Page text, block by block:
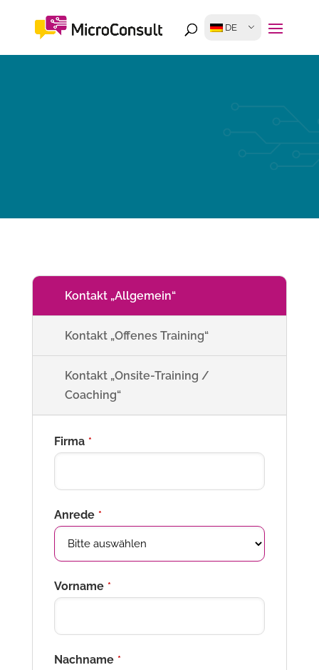
DE
Kontakt „Allgemein“
Kontakt „Offenes Training“
Kontakt „Onsite-Training /
Coaching“
Firma *
Anrede *
Vorname *
Nachname *